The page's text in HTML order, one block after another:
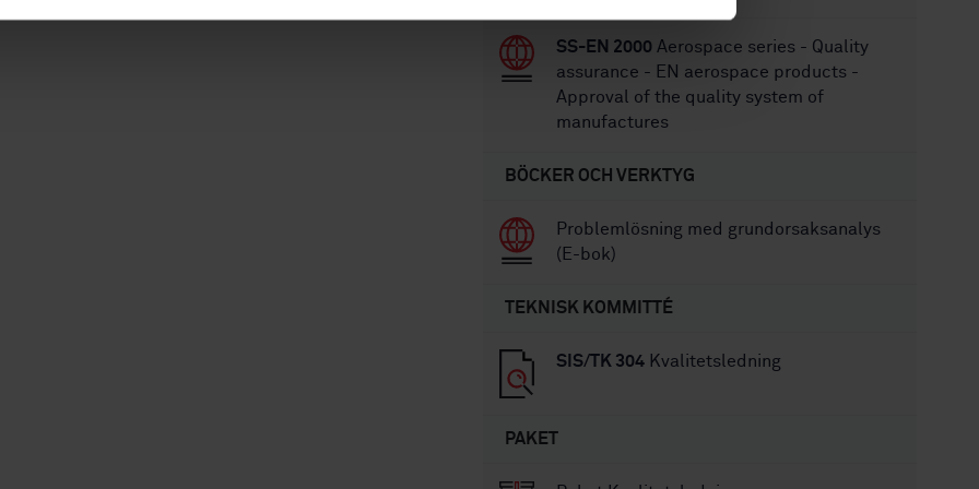
SS-EN 2000 Aerospace series - Quality
assurance - EN aerospace products -
Approval of the quality system of
manufactures
BÖCKER OCH VERKTYG
Problemlösning med grundorsaksanalys
(E-bok)
TEKNISK KOMMITTÉ
SIS/TK 304 Kvalitetsledning
PAKET